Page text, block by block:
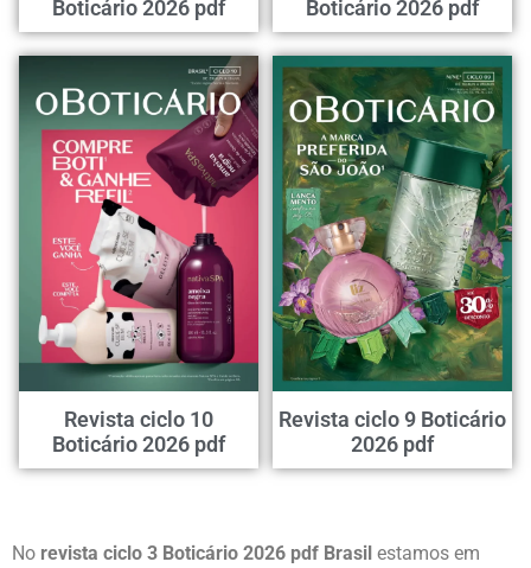
Boticário 2026 pdf Boticário 2026 pdf
Revista ciclo 10
Boticário 2026 pdf
Revista ciclo 9 Boticário
2026 pdf
No revista ciclo 3 Boticário 2026 pdf Brasil estamos em